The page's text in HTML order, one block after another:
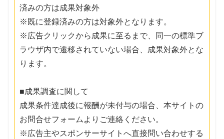
済みの方は成果対象外
※既に登録済みの方は対象外となります。
※広告クリックから成果に至るまで、同一の標準ブ
ラウザ内で遷移されていない場合、成果対象外とな
ります。
■成果調査に関して
成果条件達成後に報酬が未付与の場合、本サイトの
お問合せフォームよりご連絡ください。
※広告主やスポンサーサイトへ直接問い合わせする